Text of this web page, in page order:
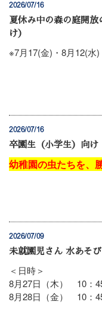
2026/07/16
夏休み中の森の庭開
け）
※7月17(金)・8月12(水)
2026/07/16
卒園生（小学生）向
幼稚園の虫たちを、
2026/07/09
未就園児さん 水あそ
＜日時＞
8月27日（木） 10：
8月28日（金） 10：